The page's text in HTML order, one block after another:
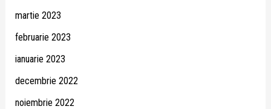
martie 2023
februarie 2023
ianuarie 2023
decembrie 2022
noiembrie 2022